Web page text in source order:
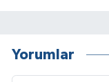
Yorumlar